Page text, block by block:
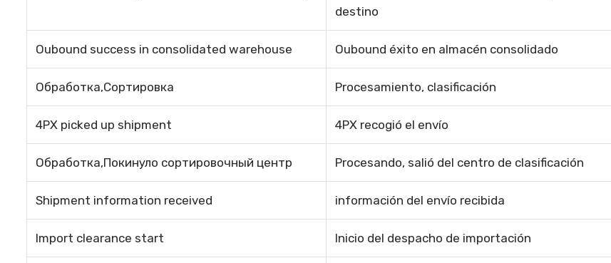
destino
Oubound success in consolidated warehouse Oubound éxito en almacén consolidado
Обработка,Сортировка Procesamiento, clasificación
4PX picked up shipment 4PX recogió el envío
Обработка,Покинуло сортировочный центр Procesando, salió del centro de clasificación
Shipment information received información del envío recibida
Import clearance start Inicio del despacho de importación